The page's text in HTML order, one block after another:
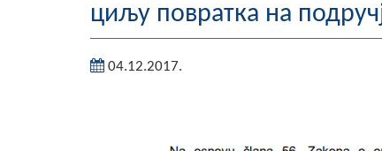
циљу повратка на
04.12.2017.